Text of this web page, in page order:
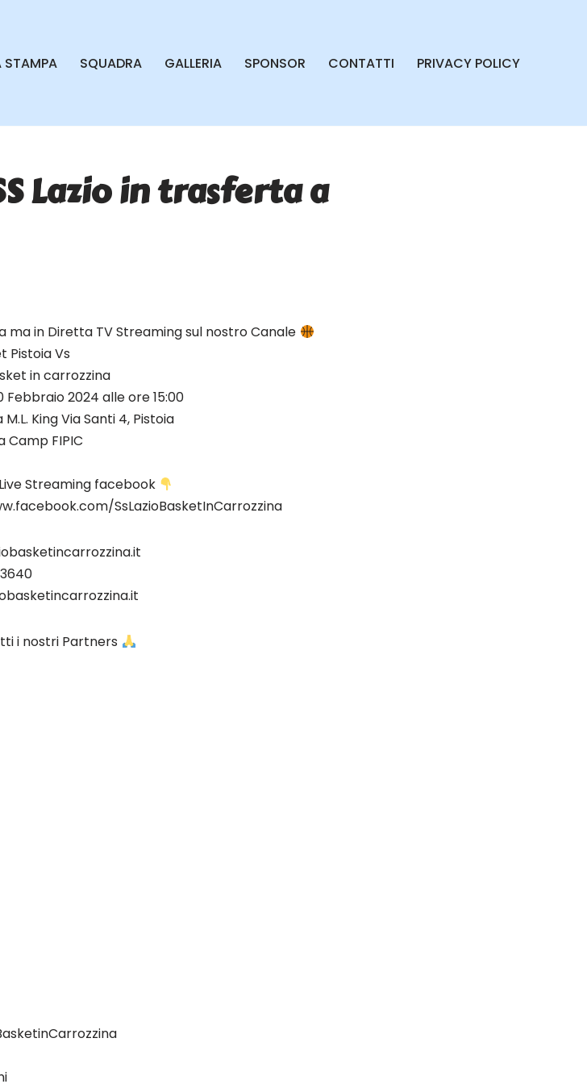
STAMPA SQUADRA GALLERIA SPONSOR CONTATTI PRIVACY POLICY
Lazio in trasferta a
ma in Diretta TV Streaming sul nostro Canale
Pistoia Vs
in carrozzina
Febbraio 2024 alle ore 15:00
King Via Santi 4, Pistoia
Camp FIPIC
Live Streaming facebook
SsLazioBasketInCarrozzina
i nostri Partners